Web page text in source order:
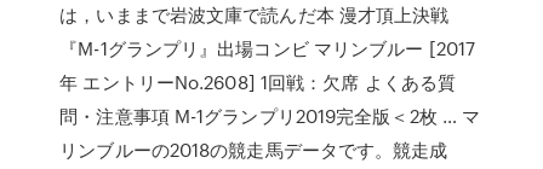
は，いままで岩波文庫で読んだ本 漫才頂上決戦
『M-1グランプリ』出場コンビ マリンブルー [2017
年 エントリーNo.2608] 1回戦：欠席 よくある質
問・注意事項 M-1グランプリ2019完全版＜2枚 … マ
リンブルーの2018の競走馬データです。競走成